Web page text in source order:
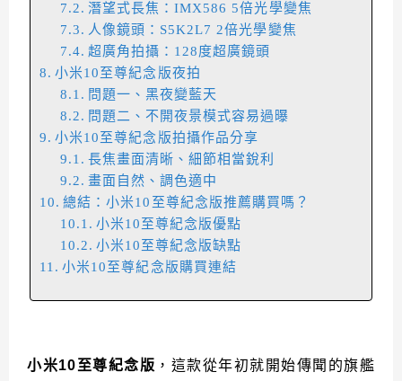
潛望式長焦：IMX586 5倍光學變焦
人像鏡頭：S5K2L7 2倍光學變焦
超廣角拍攝：128度超廣鏡頭
小米10至尊紀念版夜拍
問題一、黑夜變藍天
問題二、不開夜景模式容易過曝
小米10至尊紀念版拍攝作品分享
長焦畫面清晰、細節相當銳利
畫面自然、調色適中
總結：小米10至尊紀念版推薦購買嗎？
小米10至尊紀念版優點
小米10至尊紀念版缺點
小米10至尊紀念版購買連結
小米10至尊紀念版 ，這款從年初就開始傳聞的旗艦